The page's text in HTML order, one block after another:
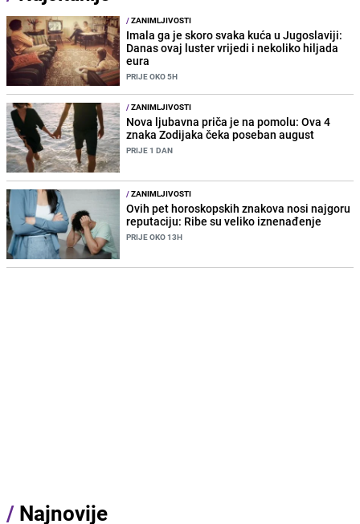
/ZANIMLJIVOSTI
Imala ga je skoro svaka kuća u Jugoslaviji:
Danas ovaj luster vrijedi i nekoliko hiljada
eura
PRIJE OKO 5H
/ZANIMLJIVOSTI
Nova ljubavna priča je na pomolu: Ova 4
znaka Zodijaka čeka poseban august
PRIJE 1 DAN
/ZANIMLJIVOSTI
Ovih pet horoskopskih znakova nosi najgoru
reputaciju: Ribe su veliko iznenađenje
PRIJE OKO 13H
/ Najnovije